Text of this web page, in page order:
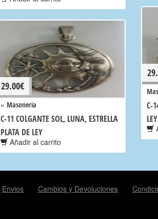
C-
LEY
29.00€
» Masoneria
C-11 COLGANTE SOL, LUNA, ESTRELLA
PLATA DE LEY
Añadir al carrito
Envios Cambios y Devoluciones